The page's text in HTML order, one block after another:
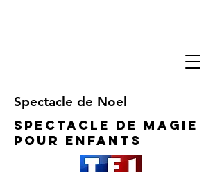
Spectacle de Noel
Spectacle de Magie
pour enfants